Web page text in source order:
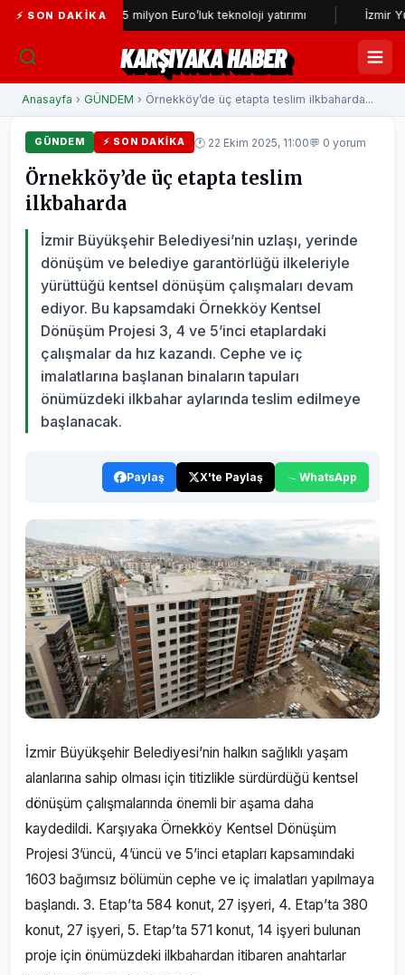
⚡ SON DAKIKA
13,5 milyon Euro’luk teknoloji yatırımı İzmir Yurttaş
KARŞIYAKA HABER
Anasayfa › GÜNDEM › Örnekköy’de üç etapta teslim ilkbaharda...
GÜNDEM ⚡ SON DAKIKA 🕐 22 Ekim 2025, 11:00💬 0 yorum
Örnekköy’de üç etapta teslim
ilkbaharda
İzmir Büyükşehir Belediyesi’nin uzlaşı, yerinde
dönüşüm ve belediye garantörlüğü ilkeleriyle
yürüttüğü kentsel dönüşüm çalışmaları devam
ediyor. Bu kapsamdaki Örnekköy Kentsel
Dönüşüm Projesi 3, 4 ve 5’inci etaplardaki
çalışmalar da hız kazandı. Cephe ve iç
imalatlarına başlanan binaların tapuları
önümüzdeki ilkbahar aylarında teslim edilmeye
başlanacak.
Paylaş X'te Paylaş WhatsApp
İzmir Büyükşehir Belediyesi’nin halkın sağlıklı yaşam
alanlarına sahip olması için titizlikle sürdürdüğü kentsel
dönüşüm çalışmalarında önemli bir aşama daha
kaydedildi. Karşıyaka Örnekköy Kentsel Dönüşüm
Projesi 3’üncü, 4’üncü ve 5’inci etapları kapsamındaki
1603 bağımsız bölümün cephe ve iç imalatları yapılmaya
başlandı. 3. Etap’ta 584 konut, 27 işyeri, 4. Etap’ta 380
konut, 27 işyeri, 5. Etap’ta 571 konut, 14 işyeri bulunan
proje için önümüzdeki ilkbahardan itibaren anahtarlar